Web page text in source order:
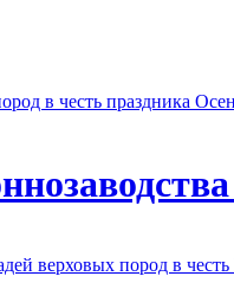
в честь праздника
пород в честь